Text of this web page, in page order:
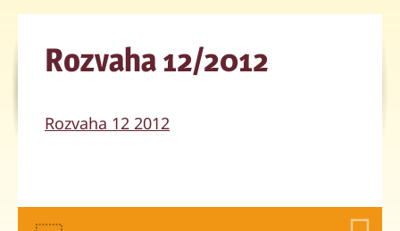
Rozvaha 12/2012
Rozvaha 12 2012